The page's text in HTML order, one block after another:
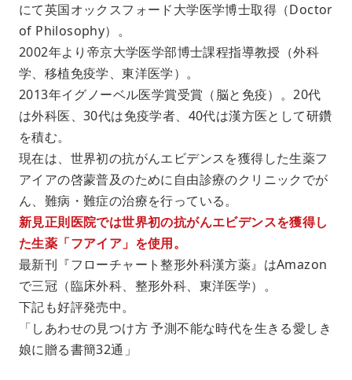
にて英国オックスフォード大学医学博士取得（Doctor
of Philosophy）。
2002年より帝京大学医学部博士課程指導教授（外科
学、移植免疫学、東洋医学）。
2013年イグノーベル医学賞受賞（脳と免疫）。20代
は外科医、30代は免疫学者、40代は漢方医として研鑽
を積む。
現在は、世界初の抗がんエビデンスを獲得した生薬フ
アイアの啓蒙普及のために自由診療のクリニックでが
ん、難病・難症の治療を行っている。
新見正則医院では世界初の抗がんエビデンスを獲得し
た生薬「フアイア」を使用。
最新刊『フローチャート整形外科漢方薬』はAmazon
で三冠（臨床外科、整形外科、東洋医学）。
下記も好評発売中。
「しあわせの見つけ方 予測不能な時代を生きる愛しき
娘に贈る書簡32通」